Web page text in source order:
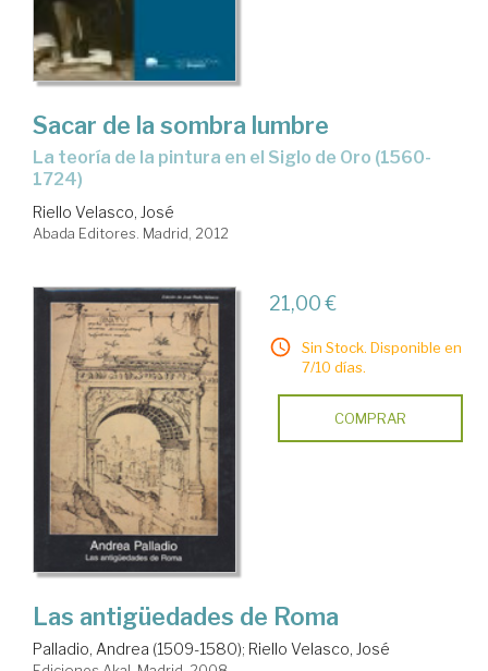
Sacar de la sombra lumbre
La teoría de la pintura en el Siglo de Oro (1560-
1724)
Riello Velasco, José
Abada Editores. Madrid, 2012
21,00 €
Sin Stock. Disponible en
7/10 días.
COMPRAR
Las antigüedades de Roma
Palladio, Andrea (1509-1580); Riello Velasco, José